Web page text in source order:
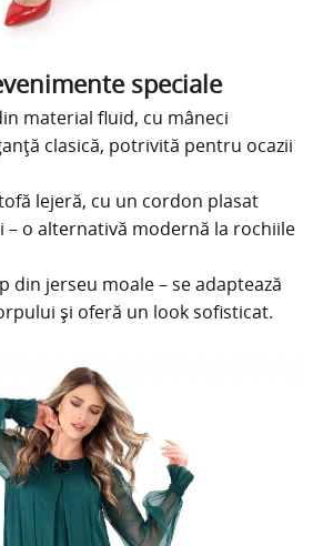
speciale
material fluid, cu mâneci
clasică, potrivită pentru ocazii
lejeră, cu un cordon plasat
– o alternativă modernă la rochiile
din jerseu moale – se adaptează
și oferă un look sofisticat.